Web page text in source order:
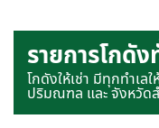
รายการโกดั
โกดังให้เช่า มีทุกทำเล
ปริมณฑล และ จังหวัด